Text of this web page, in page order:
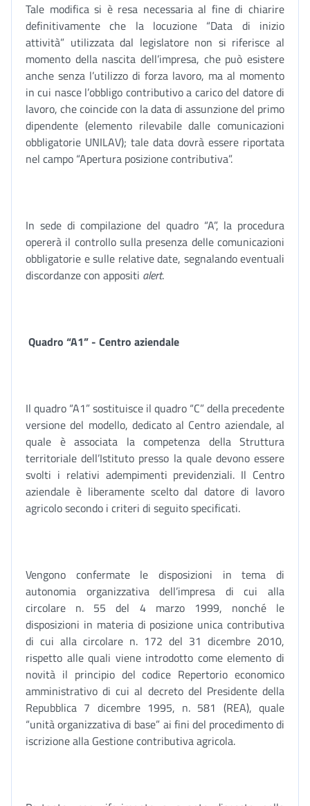
Tale modifica si è resa necessaria al fine di chiarire
definitivamente che la locuzione “Data di inizio
attività” utilizzata dal legislatore non si riferisce al
momento della nascita dell’impresa, che può esistere
anche senza l’utilizzo di forza lavoro, ma al momento
in cui nasce l’obbligo contributivo a carico del datore di
lavoro, che coincide con la data di assunzione del primo
dipendente (elemento rilevabile dalle comunicazioni
obbligatorie UNILAV); tale data dovrà essere riportata
nel campo “Apertura posizione contributiva”.
In sede di compilazione del quadro “A”, la procedura
opererà il controllo sulla presenza delle comunicazioni
obbligatorie e sulle relative date, segnalando eventuali
discordanze con appositi alert.
Quadro “A1” - Centro aziendale
Il quadro “A1” sostituisce il quadro “C” della precedente
versione del modello, dedicato al Centro aziendale, al
quale è associata la competenza della Struttura
territoriale dell’Istituto presso la quale devono essere
svolti i relativi adempimenti previdenziali. Il Centro
aziendale è liberamente scelto dal datore di lavoro
agricolo secondo i criteri di seguito specificati.
Vengono confermate le disposizioni in tema di
autonomia organizzativa dell’impresa di cui alla
circolare n. 55 del 4 marzo 1999, nonché le
disposizioni in materia di posizione unica contributiva
di cui alla circolare n. 172 del 31 dicembre 2010,
rispetto alle quali viene introdotto come elemento di
novità il principio del codice Repertorio economico
amministrativo di cui al decreto del Presidente della
Repubblica 7 dicembre 1995, n. 581 (REA), quale
“unità organizzativa di base” ai fini del procedimento di
iscrizione alla Gestione contributiva agricola.